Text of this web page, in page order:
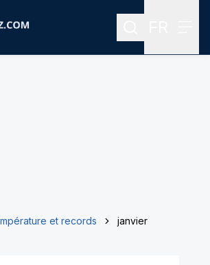
Rechercher
et records janvier